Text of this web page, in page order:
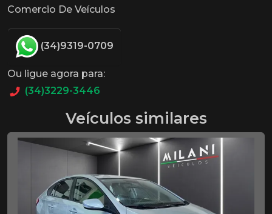
Comercio De Veículos
(34)9319-0709
Ou ligue agora para:
(34)3229-3446
Veículos similares